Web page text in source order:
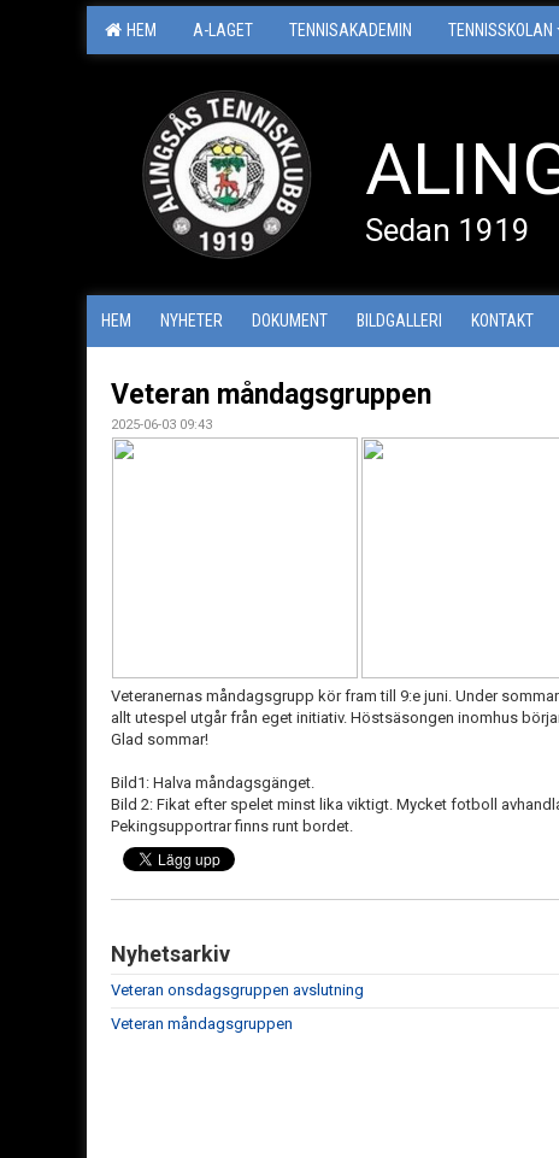
HEM A-LAGET TENNISAKADEMIN TENNISSKOLAN
Sedan 1919
HEM NYHETER DOKUMENT BILDGALLERI KONTAKT
Veteran måndagsgruppen
2025-06-03 09:43
Veteranernas måndagsgrupp kör fram till 9:e juni. Under
allt utespel utgår från eget initiativ. Höstsäsongen inomhus
Glad sommar!
Bild1: Halva måndagsgänget.
Bild 2: Fikat efter spelet minst lika viktigt. Mycket fotboll
Pekingsupportrar finns runt bordet.
Nyhetsarkiv
Veteran onsdagsgruppen avslutning
Veteran måndagsgruppen